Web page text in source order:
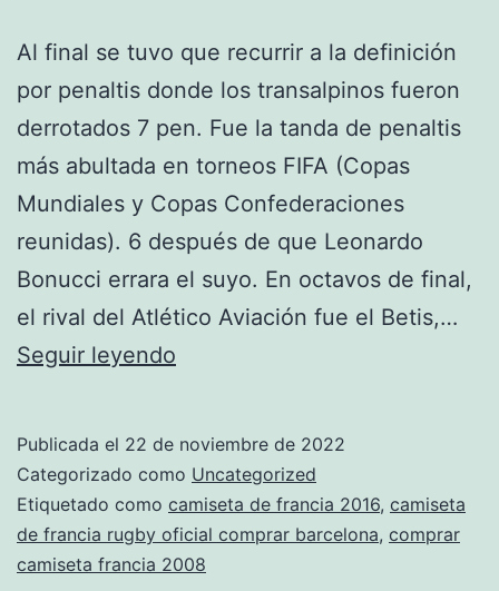
Al final se tuvo que recurrir a la definición
por penaltis donde los transalpinos fueron
derrotados 7 pen. Fue la tanda de penaltis
más abultada en torneos FIFA (Copas
Mundiales y Copas Confederaciones
reunidas). 6 después de que Leonardo
Bonucci errara el suyo. En octavos de final,
el rival del Atlético Aviación fue el Betis,…
Seguir leyendo
bandera
de
francia
Publicada el 22 de noviembre de 2022
Categorizado como Uncategorized
Etiquetado como camiseta de francia 2016, camiseta
de francia rugby oficial comprar barcelona, comprar
camiseta francia 2008